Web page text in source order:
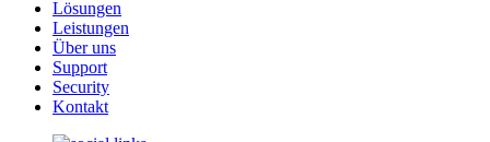
Lösungen
Leistungen
Über uns
Support
Security
Kontakt